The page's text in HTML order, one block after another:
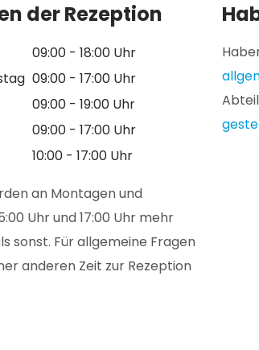
der Rezeption
09:00 - 18:00 Uhr
09:00 - 17:00 Uhr
09:00 - 19:00 Uhr
09:00 - 17:00 Uhr
10:00 - 17:00 Uhr
an Montagen und
Uhr und 17:00 Uhr mehr
sonst. Für allgemeine Fragen
anderen Zeit zur Rezeption